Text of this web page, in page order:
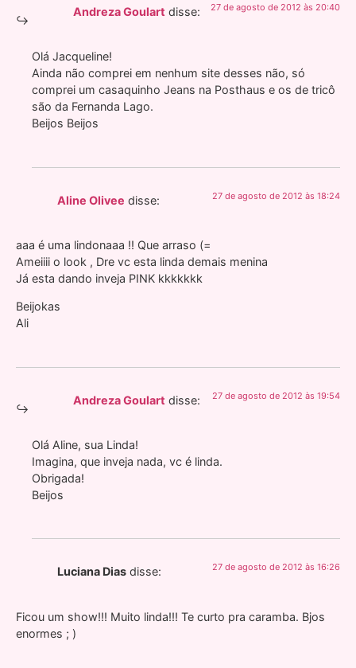
Andreza Goulart disse: 27 de agosto de 2012 às 20:40
Olá Jacqueline!
Ainda não comprei em nenhum site desses não, só
comprei um casaquinho Jeans na Posthaus e os de tricô
são da Fernanda Lago.
Beijos Beijos
Aline Olivee disse: 27 de agosto de 2012 às 18:24
aaa é uma lindonaaa !! Que arraso (=
Ameiiii o look , Dre vc esta linda demais menina
Já esta dando inveja PINK kkkkkkk
Beijokas
Ali
Andreza Goulart disse: 27 de agosto de 2012 às 19:54
Olá Aline, sua Linda!
Imagina, que inveja nada, vc é linda.
Obrigada!
Beijos
Luciana Dias disse: 27 de agosto de 2012 às 16:26
Ficou um show!!! Muito linda!!! Te curto pra caramba. Bjos
enormes ; )